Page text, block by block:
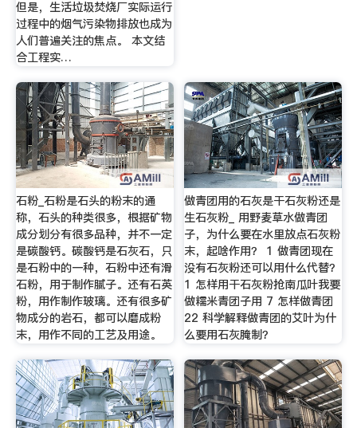
但是，生活垃圾焚烧厂实际运行
过程中的烟气污染物排放也成为
人们普遍关注的焦点。 本文结
合工程实…
石粉_石粉是石头的粉末的通
称，石头的种类很多，根据矿物
成分划分有很多品种，并不一定
是碳酸钙。碳酸钙是石灰石，只
是石粉中的一种，石粉中还有滑
石粉，用于制作腻子。还有石英
粉，用作制作玻璃。还有很多矿
物成分的岩石，都可以磨成粉
末，用作不同的工艺及用途。
做青团用的石灰是干石灰粉还是
生石灰粉_ 用野麦草水做青团
子，为什么要在水里放点石灰粉
末，起啥作用？ 1 做青团现在
没有石灰粉还可以用什么代替？
1 怎样用干石灰粉抢南瓜叶我要
做糯米青团子用 7 怎样做青团
22 科学解释做青团的艾叶为什
么要用石灰腌制？